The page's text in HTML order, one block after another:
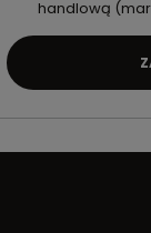
handlową